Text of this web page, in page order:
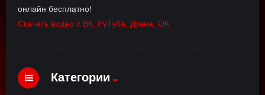
онлайн бесплатно!
Скачать видео с ВК, РуТуба, Дзена, ОК
Категории